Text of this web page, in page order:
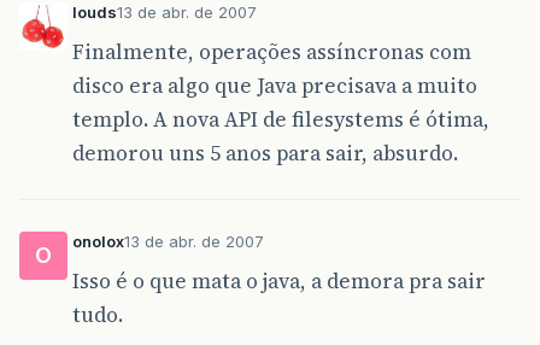
louds13 de abr. de 2007
Finalmente, operações assíncronas com
disco era algo que Java precisava a muito
templo. A nova API de filesystems é ótima,
demorou uns 5 anos para sair, absurdo.
O
onolox13 de abr. de 2007
Isso é o que mata o java, a demora pra sair
tudo.